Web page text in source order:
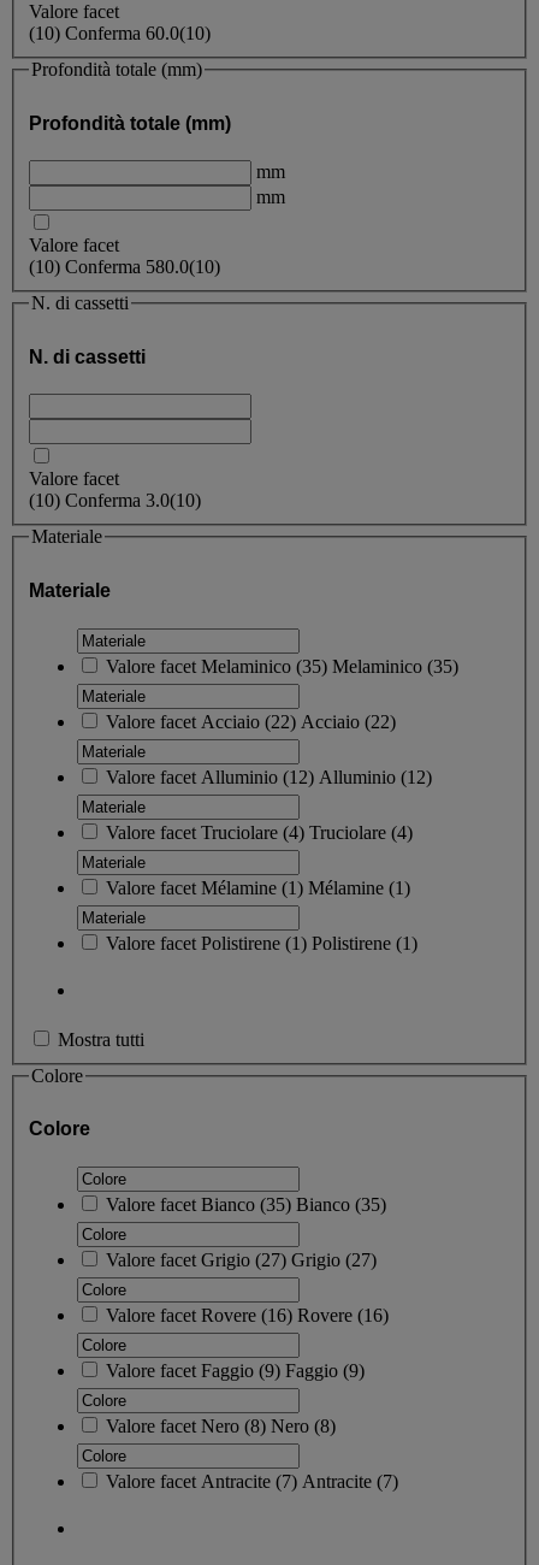
Valore facet
(10) Conferma 60.0(10)
Profondità totale (mm)
Profondità totale (mm)
mm
mm
Valore facet
(10) Conferma 580.0(10)
N. di cassetti
N. di cassetti
Valore facet
(10) Conferma 3.0(10)
Materiale
Materiale
Valore facet Melaminico (35) Melaminico (35)
Valore facet Acciaio (22) Acciaio (22)
Valore facet Alluminio (12) Alluminio (12)
Valore facet Truciolare (4) Truciolare (4)
Valore facet Mélamine (1) Mélamine (1)
Valore facet Polistirene (1) Polistirene (1)
Mostra tutti
Colore
Colore
Valore facet Bianco (35) Bianco (35)
Valore facet Grigio (27) Grigio (27)
Valore facet Rovere (16) Rovere (16)
Valore facet Faggio (9) Faggio (9)
Valore facet Nero (8) Nero (8)
Valore facet Antracite (7) Antracite (7)